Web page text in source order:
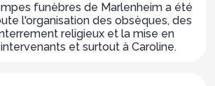
funèbres de Marlenheim a été
l'organisation des obsèques, des
religieux et la mise en
et surtout à Caroline.